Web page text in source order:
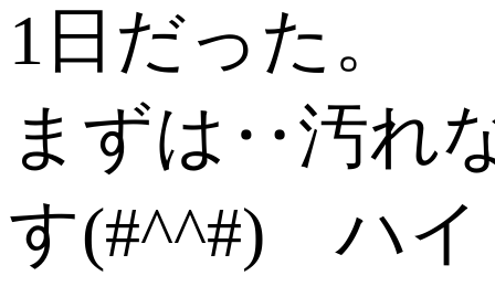
1日だった。
まずは‥汚れ
す(#^^#) ハ